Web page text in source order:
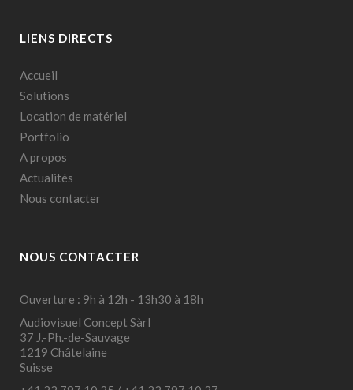
LIENS DIRECTS
Accueil
Solutions
Location de matériel
Portfolio
A propos
Actualités
Nous contacter
NOUS CONTACTER
Ouverture : 9h à 12h - 13h30 à 18h
Audiovisuel Concept Sàrl
37 J.-Ph.-de-Sauvage
1219 Châtelaine
Suisse